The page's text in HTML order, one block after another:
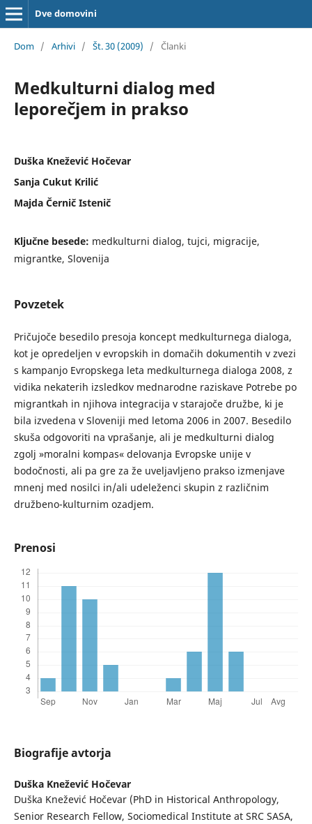
Dve domovini
Dom / Arhivi / Št. 30 (2009) / Članki
Medkulturni dialog med
leporečjem in prakso
Duška Knežević Hočevar
Sanja Cukut Krilić
Majda Černič Istenič
Ključne besede: medkulturni dialog, tujci, migracije,
migrantke, Slovenija
Povzetek
Pričujoče besedilo presoja koncept medkulturnega dialoga,
kot je opredeljen v evropskih in domačih dokumentih v zvezi
s kampanjo Evropskega leta medkulturnega dialoga 2008, z
vidika nekaterih izsledkov mednarodne raziskave Potrebe po
migrantkah in njihova integracija v starajoče družbe, ki je
bila izvedena v Sloveniji med letoma 2006 in 2007. Besedilo
skuša odgovoriti na vprašanje, ali je medkulturni dialog
zgolj »moralni kompas« delovanja Evropske unije v
bodočnosti, ali pa gre za že uveljavljeno prakso izmenjave
mnenj med nosilci in/ali udeleženci skupin z različnim
družbeno-kulturnim ozadjem.
Prenosi
Biografije avtorja
Duška Knežević Hočevar
Duška Knežević Hočevar (PhD in Historical Anthropology,
Senior Research Fellow, Sociomedical Institute at SRC SASA,